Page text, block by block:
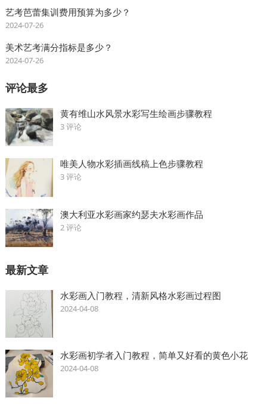
艺考芭蕾集训费用预算为多少？
2024-07-26
美术艺考满分指标是多少？
2024-07-26
评论最多
黄有维山水风景水彩写生绘画步骤教程
3 评论
唯美人物水彩插画线稿上色步骤教程
3 评论
澳大利亚水彩画家约瑟夫水彩画作品
2 评论
最新文章
水彩画入门教程，清新风格水彩画过程图
2024-04-08
水彩画初学者入门教程，简单又好看的黄色小花
2024-04-08